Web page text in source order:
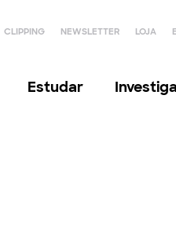
CLIPPING NEWSLETTER LOJA
Estudar